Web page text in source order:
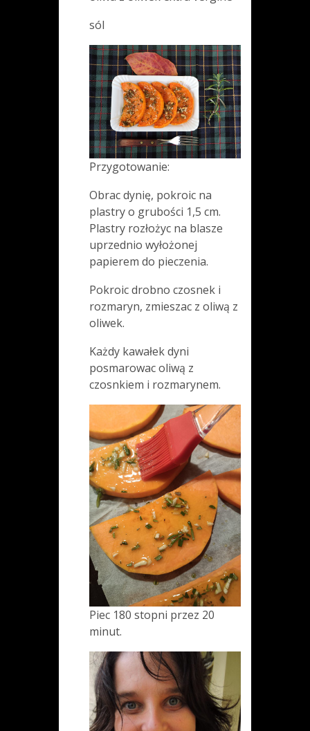
sól
Przygotowanie:
Obrac dynię, pokroic na
plastry o grubości 1,5 cm.
Plastry rozłożyc na blasze
uprzednio wyłożonej
papierem do pieczenia.
Pokroic drobno czosnek i
rozmaryn, zmieszac z oliwą z
oliwek.
Każdy kawałek dyni
posmarowac oliwą z
czosnkiem i rozmarynem.
Piec 180 stopni przez 20
minut.